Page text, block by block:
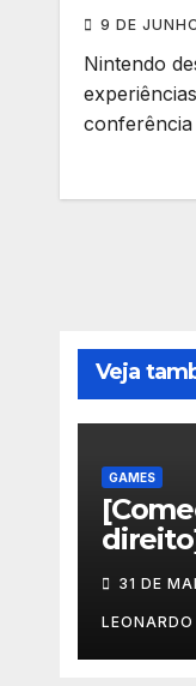
9 DE
Nintendo
conferência
Veja
GAMES
quem
An31 DE